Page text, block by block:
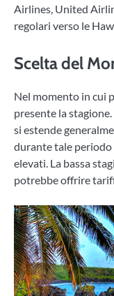
Airlines, United
regolari verso le
Scelta del
Nel momento in cui
presente la
si estende
durante tale
elevati. La bassa
potrebbe offrire